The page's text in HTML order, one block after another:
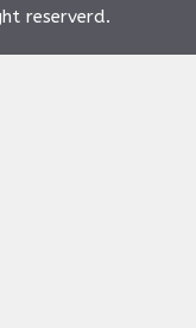
reserverd.